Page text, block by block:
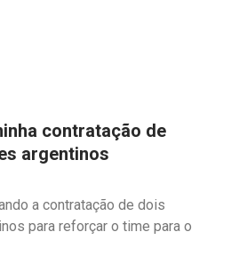
contratação de
argentinos
a contratação de dois
para reforçar o time para o